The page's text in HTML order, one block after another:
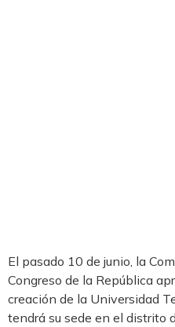
El pasado 10 de junio, la
Congreso de la República
creación de la Universidad
tendrá su sede en el distrito